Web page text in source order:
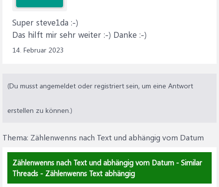
Super steve1da :-)
Das hilft mir sehr weiter :-) Danke :-)
14. Februar 2023
(Du musst angemeldet oder registriert sein, um eine Antwort
erstellen zu können.)
Thema: Zählenwenns nach Text und abhängig vom Datum
Zählenwenns nach Text und abhängig vom Datum - Similar
Threads - Zählenwenns Text abhängig